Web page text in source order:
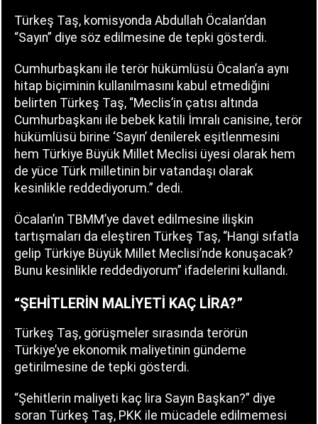
Türkeş Taş, komisyonda Abdullah Öcalan’dan
“Sayın” diye söz edilmesine de tepki gösterdi.
Cumhurbaşkanı ile terör hükümlüsü Öcalan’a aynı
hitap biçiminin kullanılmasını kabul etmediğini
belirten Türkeş Taş, “Meclis’in çatısı altında
Cumhurbaşkanı ile bebek katili İmralı canisine, terör
hükümlüsü birine ‘Sayın’ denilerek eşitlenmesini
hem Türkiye Büyük Millet Meclisi üyesi olarak hem
de yüce Türk milletinin bir vatandaşı olarak
kesinlikle reddediyorum.” dedi.
Öcalan’ın TBMM’ye davet edilmesine ilişkin
tartışmaları da eleştiren Türkeş Taş, “Hangi sıfatla
gelip Türkiye Büyük Millet Meclisi’nde konuşacak?
Bunu kesinlikle reddediyorum” ifadelerini kullandı.
“ŞEHİTLERİN MALİYETİ KAÇ LİRA?”
Türkeş Taş, görüşmeler sırasında terörün
Türkiye’ye ekonomik maliyetinin gündeme
getirilmesine de tepki gösterdi.
“Şehitlerin maliyeti kaç lira Sayın Başkan?” diye
soran Türkeş Taş, PKK ile mücadele edilmemesi